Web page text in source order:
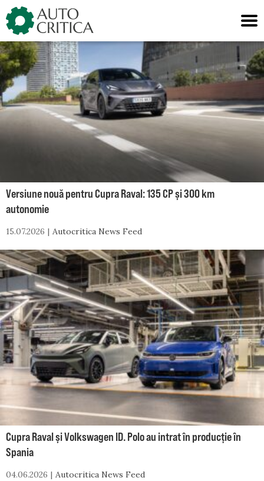
Skip
to
content
Versiune nouă pentru Cupra Raval: 135 CP și 300 km
autonomie
15.07.2026 Autocritica News Feed
Cupra Raval și Volkswagen ID. Polo au intrat în producție în
Spania
04.06.2026 Autocritica News Feed